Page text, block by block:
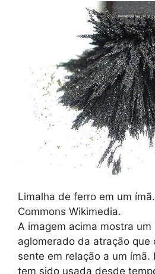
Limalha de ferro em um
Commons Wikimedia.
A imagem acima mostra um
aglomerado da atração que
sente em relação a um ímã.
tem sido usada desde